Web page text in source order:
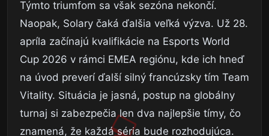
Týmto triumfom sa však sezóna nekončí.
Naopak, Solary čaká ďalšia veľká výzva. Už 28.
apríla začínajú kvalifikácie na Esports World
Cup 2026 v rámci EMEA regiónu, kde ich hneď
na úvod preverí ďalší silný francúzsky tím Team
Vitality. Situácia je jasná, postup na globálny
turnaj si zabezpečia len dva najlepšie tímy, čo
znamená, že každá séria bude rozhodujúca.